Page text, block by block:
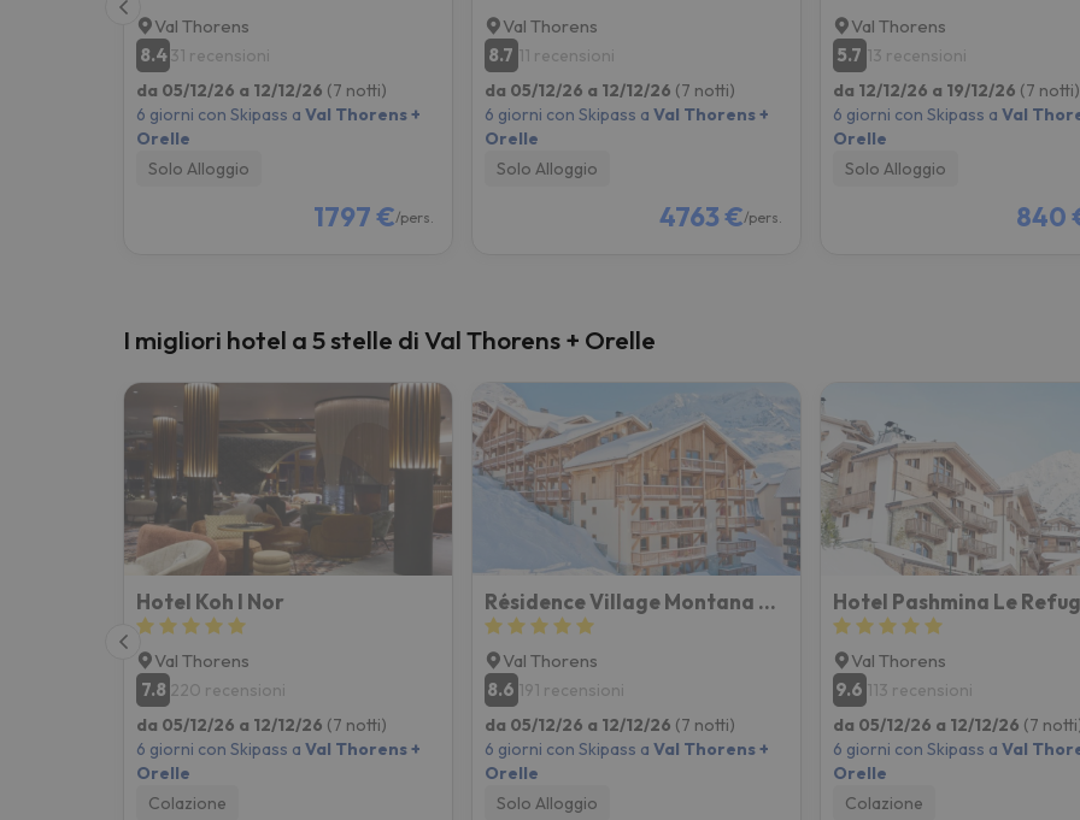
Val Thorens
8.431 recensioni
da 05/12/26 a 12/12/26 (7 notti)
6 giorni con Skipass a Val Thorens +
Orelle
Solo Alloggio
1797 €/pers.
Val Thorens
8.7 11 recensioni
da 05/12/26 a 12/12/26 (7 notti)
6 giorni con Skipass a Val Thorens +
Orelle
Solo Alloggio
4763 €/pers.
Val Thorens
5.7 13 recensioni
da 12/12/26 a 19/12/26 (7 notti)
6 giorni con Skipass a Val
Orelle
Solo Alloggio
840
I migliori hotel a 5 stelle di Val Thorens + Orelle
Hotel Koh I Nor
Val Thorens
7.8 220 recensioni
da 05/12/26 a 12/12/26 (7 notti)
6 giorni con Skipass a Val Thorens +
Orelle
Colazione
Résidence Village Montana Plein Sud
Val Thorens
8.6 191 recensioni
da 05/12/26 a 12/12/26 (7 notti)
6 giorni con Skipass a Val Thorens +
Orelle
Solo Alloggio
Hotel Pashmina Le
Val Thorens
9.6 113 recensioni
da 05/12/26 a 12/12/26 (7
6 giorni con Skipass a Val
Orelle
Colazione